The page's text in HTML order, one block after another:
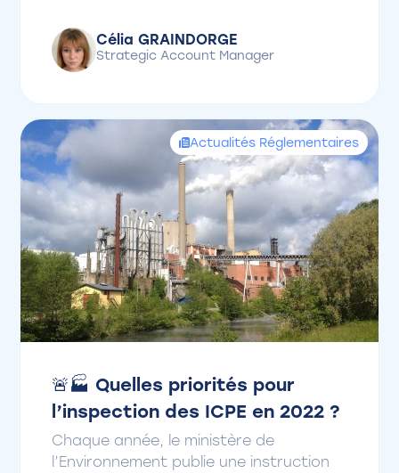
Célia GRAINDORGE
Strategic Account Manager
Actualités Réglementaires
🚨🏭 Quelles priorités pour
l’inspection des ICPE en 2022 ?
Chaque année, le ministère de
l’Environnement publie une instruction